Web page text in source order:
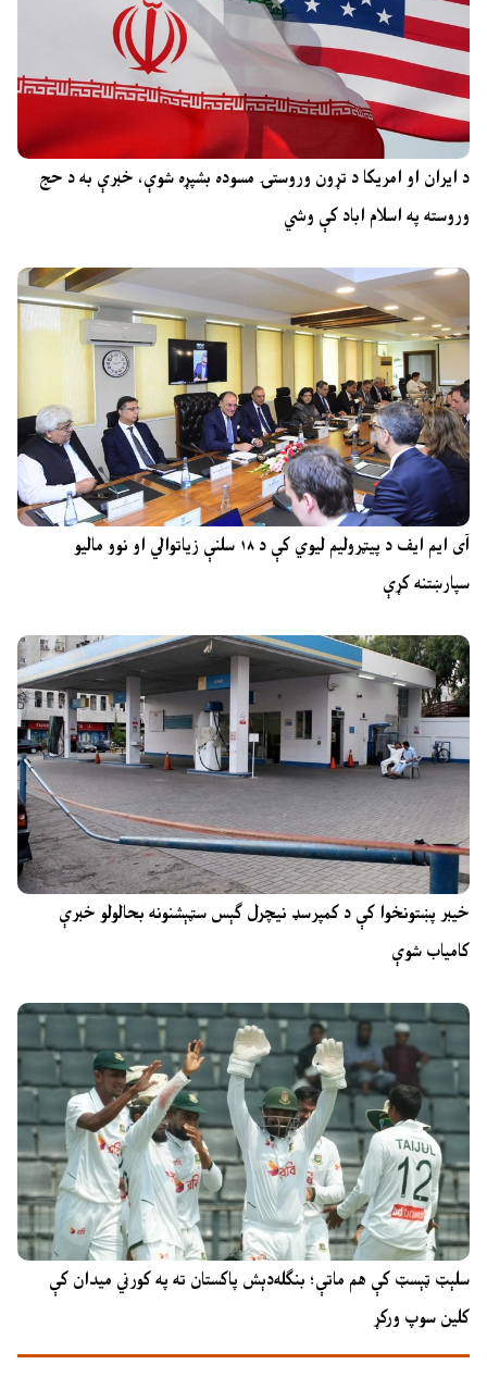
د ایران او امریکا د تړون وروستۍ مسوده بشپړه شوې، خبرې به د حج
وروسته په اسلام اباد کې وشي
آی ایم ایف د پیټرولیم لیوي کې د ۱۸ سلنې زیاتوالي او نوو مالیو
سپارښتنه کړې
خیبر پښتونخوا کې د کمپرسډ نیچرل ګېس سټېشنونه بحالولو خبرې
کامیاب شوې
سلېټ ټېسټ کې هم ماتې؛ بنګله‌دېش پاکستان ته په کورني میدان کې
کلین سوپ ورکړ